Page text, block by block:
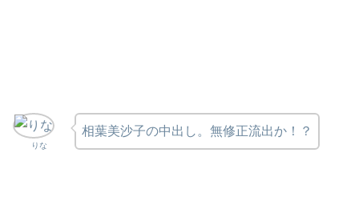
りな
相葉美沙子の中出し。無修正流出か！？